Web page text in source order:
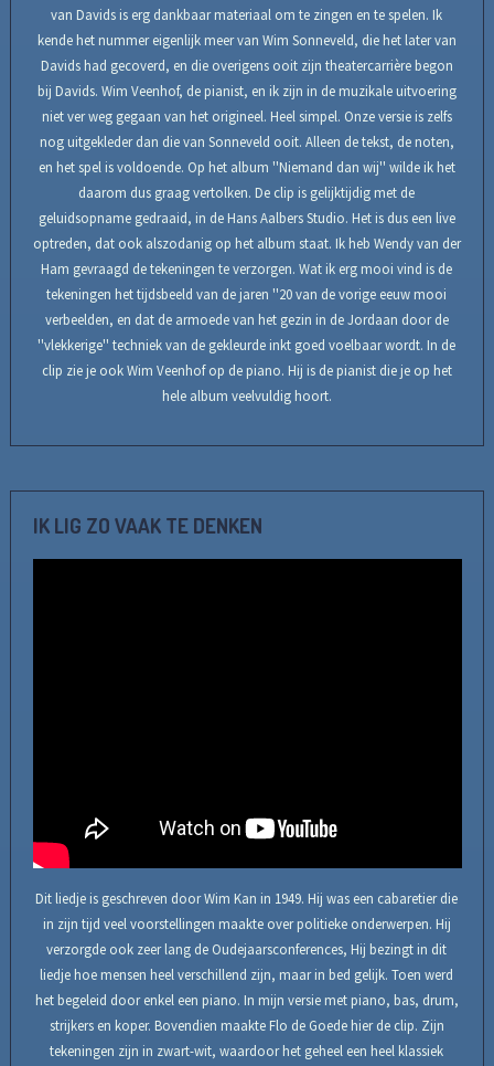
van Davids is erg dankbaar materiaal om te zingen en te spelen. Ik
kende het nummer eigenlijk meer van Wim Sonneveld, die het later van
Davids had gecoverd, en die overigens ooit zijn theatercarrière begon
bij Davids. Wim Veenhof, de pianist, en ik zijn in de muzikale uitvoering
niet ver weg gegaan van het origineel. Heel simpel. Onze versie is zelfs
nog uitgekleder dan die van Sonneveld ooit. Alleen de tekst, de noten,
en het spel is voldoende. Op het album ''Niemand dan wij'' wilde ik het
daarom dus graag vertolken. De clip is gelijktijdig met de
geluidsopname gedraaid, in de Hans Aalbers Studio. Het is dus een live
optreden, dat ook alszodanig op het album staat. Ik heb Wendy van der
Ham gevraagd de tekeningen te verzorgen. Wat ik erg mooi vind is de
tekeningen het tijdsbeeld van de jaren ''20 van de vorige eeuw mooi
verbeelden, en dat de armoede van het gezin in de Jordaan door de
''vlekkerige'' techniek van de gekleurde inkt goed voelbaar wordt. In de
clip zie je ook Wim Veenhof op de piano. Hij is de pianist die je op het
hele album veelvuldig hoort.
IK LIG ZO VAAK TE DENKEN
Dit liedje is geschreven door Wim Kan in 1949. Hij was een cabaretier die
in zijn tijd veel voorstellingen maakte over politieke onderwerpen. Hij
verzorgde ook zeer lang de Oudejaarsconferences, Hij bezingt in dit
liedje hoe mensen heel verschillend zijn, maar in bed gelijk. Toen werd
het begeleid door enkel een piano. In mijn versie met piano, bas, drum,
strijkers en koper. Bovendien maakte Flo de Goede hier de clip. Zijn
tekeningen zijn in zwart-wit, waardoor het geheel een heel klassiek